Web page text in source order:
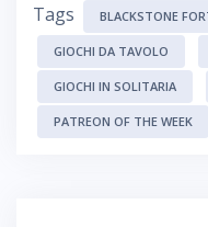
Tags BLACKSTONE
GIOCHI DA TAVOLO
GIOCHI IN SOLITARIA
PATREON OF THE WEEK